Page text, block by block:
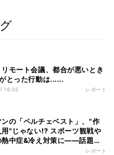
リモート会議、都合が悪いとき
とった行動は......
16:03 レポート
ンの「ペルチェベスト」、"作
"じゃない!? スポーツ観戦や
熱中症&冷え対策に――話題の
検証
レポート